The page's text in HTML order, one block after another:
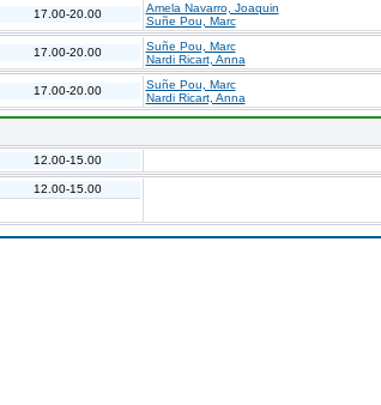
17.00-20.00 Amela Navarro, Joaquin
Suñe Pou, Marc
17.00-20.00 Suñe Pou, Marc
Nardi Ricart, Anna
17.00-20.00 Suñe Pou, Marc
Nardi Ricart, Anna
12.00-15.00
12.00-15.00